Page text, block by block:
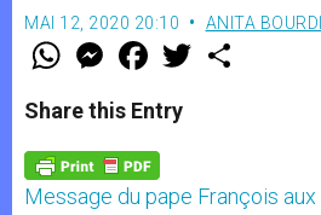
MAI 12, 2020 20:10 ANITA
W
t
s
p
p
M
e
s
e
g
e
r
F
a
e
b
o
k
w
Share this Entry
Message du pape François